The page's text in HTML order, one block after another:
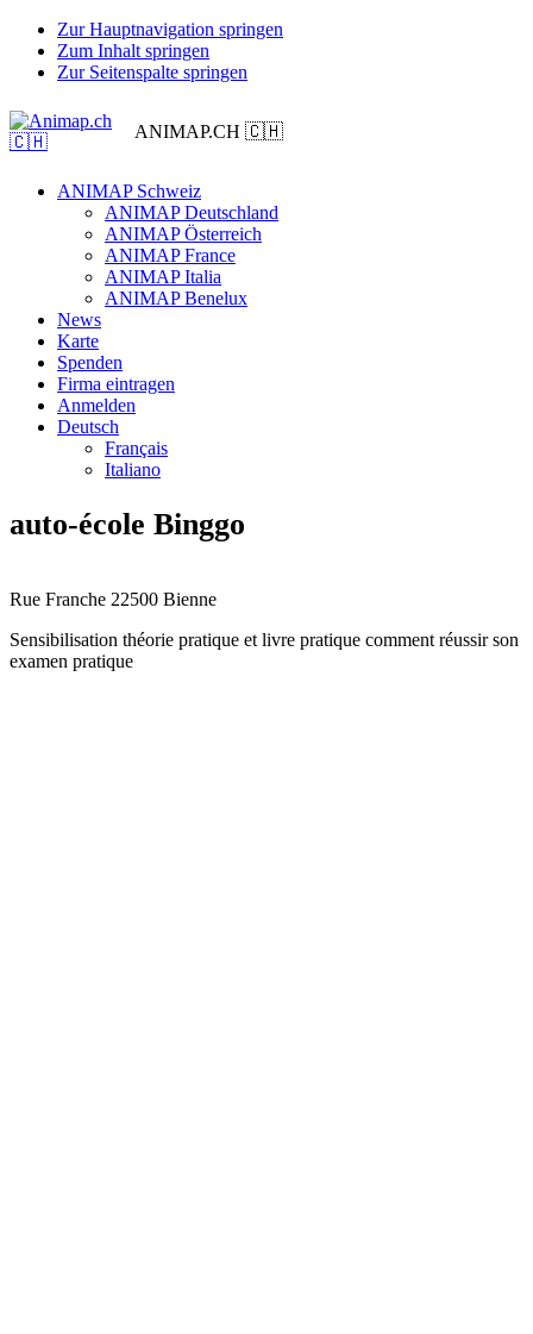
Zur Hauptnavigation springen
Zum Inhalt springen
Zur Seitenspalte springen
ANIMAP.CH 🇨🇭
ANIMAP Schweiz
ANIMAP Deutschland
ANIMAP Österreich
ANIMAP France
ANIMAP Italia
ANIMAP Benelux
News
Karte
Spenden
Firma eintragen
Anmelden
Deutsch
Français
Italiano
auto-école Binggo
Rue Franche 22500 Bienne
Sensibilisation théorie pratique et livre pratique comment réussir son
examen pratique